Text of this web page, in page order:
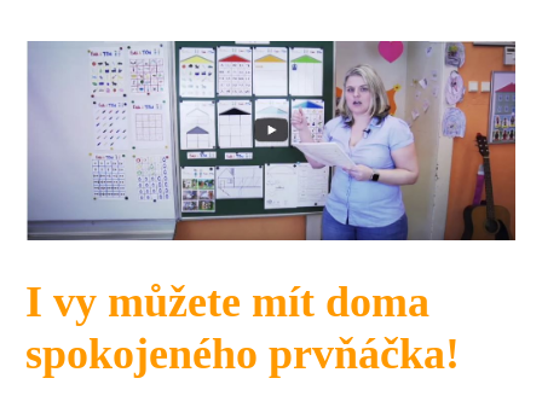
I vy můžete mít doma
spokojeného prvňáčka!